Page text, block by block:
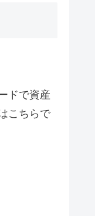
ドで資産
こちらで